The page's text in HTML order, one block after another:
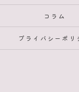
コラム
プライバシーポリ